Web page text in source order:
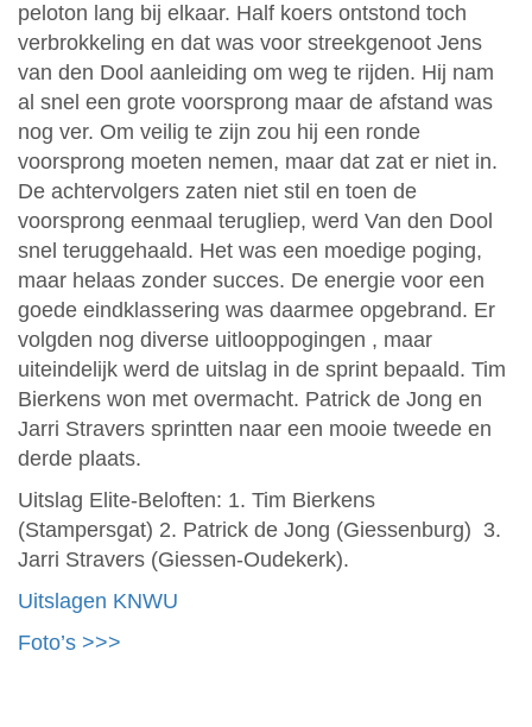
peloton lang bij elkaar. Half koers ontstond toch
verbrokkeling en dat was voor streekgenoot Jens
van den Dool aanleiding om weg te rijden. Hij nam
al snel een grote voorsprong maar de afstand was
nog ver. Om veilig te zijn zou hij een ronde
voorsprong moeten nemen, maar dat zat er niet in.
De achtervolgers zaten niet stil en toen de
voorsprong eenmaal terugliep, werd Van den Dool
snel teruggehaald. Het was een moedige poging,
maar helaas zonder succes. De energie voor een
goede eindklassering was daarmee opgebrand. Er
volgden nog diverse uitlooppogingen , maar
uiteindelijk werd de uitslag in de sprint bepaald. Tim
Bierkens won met overmacht. Patrick de Jong en
Jarri Stravers sprintten naar een mooie tweede en
derde plaats.
Uitslag Elite-Beloften: 1. Tim Bierkens
(Stampersgat) 2. Patrick de Jong (Giessenburg) 3.
Jarri Stravers (Giessen-Oudekerk).
Uitslagen KNWU
Foto’s >>>